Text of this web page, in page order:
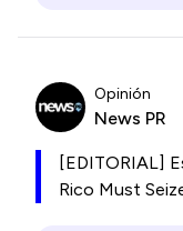
Opinión
News PR
[EDITORIAL]
Rico Must